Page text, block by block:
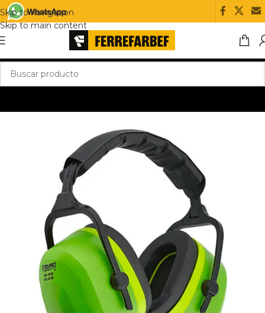
Skip to navigation
Skip to main content